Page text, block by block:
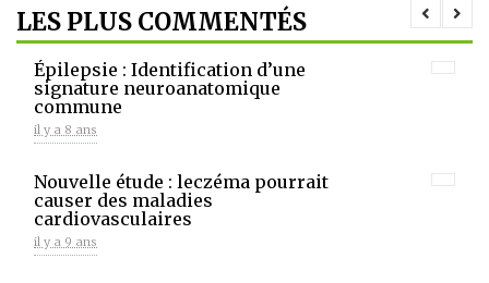
LES PLUS COMMENTÉS
Épilepsie : Identification d’une
signature neuroanatomique
commune
il y a 8 ans
Nouvelle étude : leczéma pourrait
causer des maladies
cardiovasculaires
il y a 9 ans